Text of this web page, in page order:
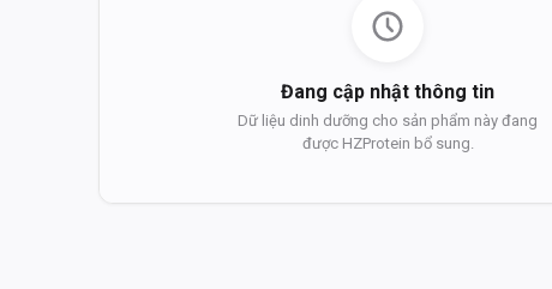
Đang cập nhật thông tin
Dữ liệu dinh dưỡng cho sản phẩm này đang
được HZProtein bổ sung.